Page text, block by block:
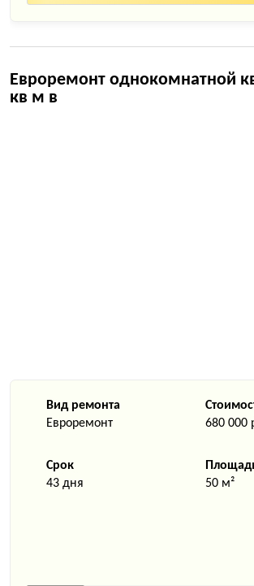
Евроремонт однокомнатной
кв м в
Вид ремонта
Евроремонт
680 000
Срок
43 дня
50 м²